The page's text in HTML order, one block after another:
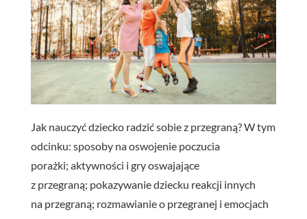
Jak nauczyć dziecko radzić sobie z przegraną? W tym
odcinku: sposoby na oswojenie poczucia
porażki; aktywności i gry oswajające
z przegraną; pokazywanie dziecku reakcji innych
na przegraną; rozmawianie o przegranej i emocjach